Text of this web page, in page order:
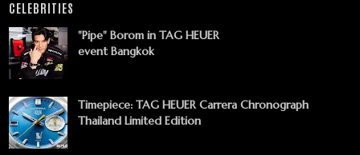
CELEBRITIES
"Pipe" Borom in TAG HEUER
event Bangkok
Timepiece: TAG HEUER Carrera Chronograph
Thailand Limited Edition